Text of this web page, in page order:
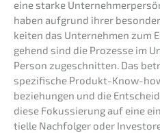
eine starke
haben aufgrund ihrer
kei­ten das Unter­neh­men zum
ge­hend sind die Prozes­se im
Person zugeschnit­ten. Das
spezi­fi­sche Produkt-Know-
be­zie­hun­gen und die
diese Fokus­sie­rung auf eine
ti­el­le Nachfol­ger oder